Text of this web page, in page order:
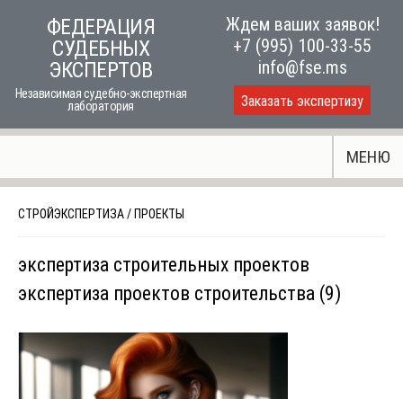
ФЕДЕРАЦИЯ
СУДЕБНЫХ
ЭКСПЕРТОВ
Независимая судебно-экспертная
лаборатория
Ждем ваших заявок!
+7 (995) 100-33-55
info@fse.ms
Заказать экспертизу
МЕНЮ
СТРОЙЭКСПЕРТИЗА/ ПРОЕКТЫ
экспертиза строительных проектов
экспертиза проектов строительства (9)